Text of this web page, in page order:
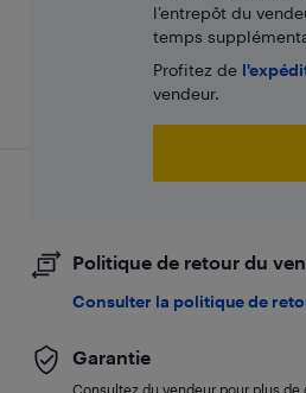
l’entrepôt du
temps
Profitez de
vendeur.
Politique de retour du
Consulter la politique de
Garantie
Consultez du vendeur pour plus de